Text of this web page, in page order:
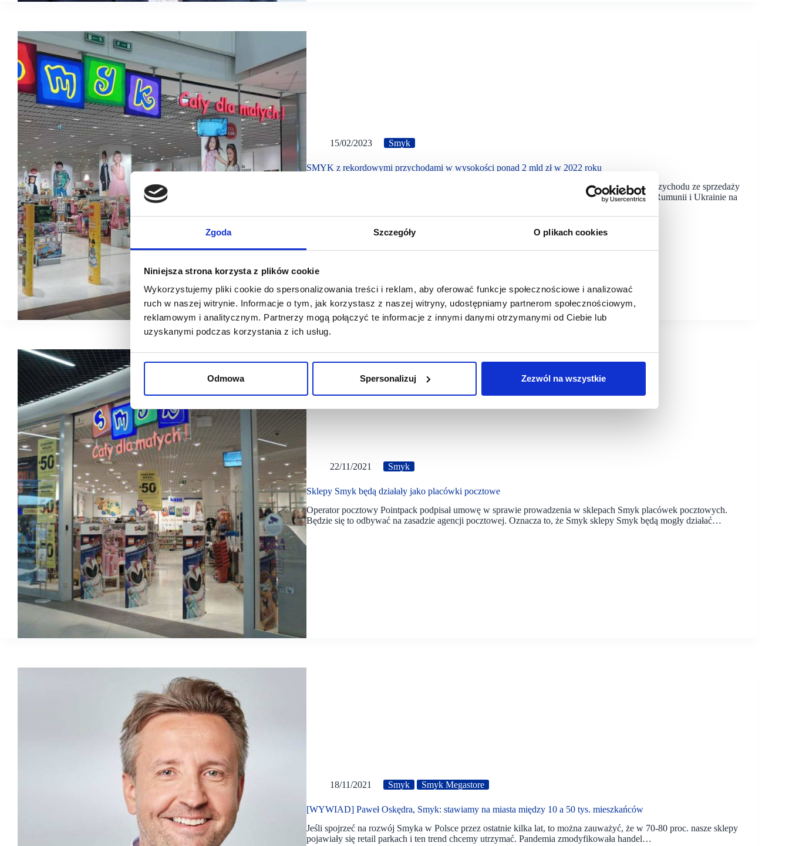
Zgoda Szczegóły O plikach cookies
Niniejsza strona korzysta z plików cookie
Wykorzystujemy pliki cookie do spersonalizowania treści i reklam, aby oferować funkcje społecznościowe i analizować
ruch w naszej witrynie. Informacje o tym, jak korzystasz z naszej witryny, udostępniamy partnerom społecznościowym,
reklamowym i analitycznym. Partnerzy mogą połączyć te informacje z innymi danymi otrzymanymi od Ciebie lub
uzyskanymi podczas korzystania z ich usług.
Odmowa Spersonalizuj Zezwól na wszystkie
15/02/2023 Smyk
SMYK z rekordowymi przychodami w wysokości ponad 2 mld zł w 2022 roku
W 2022 roku Grupa SMYK Holding S.A. („Smyk”, „Grupa”) wypracowała ponad 2 mld zł przychodu ze sprzedaży
prowadzonej w sieci ponad 270 własnych sklepów stacjonarnych zlokalizowanych w Polsce, Rumunii i Ukrainie na
22/11/2021 Smyk
Sklepy Smyk będą działały jako placówki pocztowe
Operator pocztowy Pointpack podpisał umowę w sprawie prowadzenia w sklepach Smyk placówek pocztowych.
Będzie się to odbywać na zasadzie agencji pocztowej. Oznacza to, że Smyk sklepy Smyk będą mogły działać…
18/11/2021 Smyk Smyk Megastore
[WYWIAD] Paweł Oskędra, Smyk: stawiamy na miasta między 10 a 50 tys. mieszkańców
Jeśli spojrzeć na rozwój Smyka w Polsce przez ostatnie kilka lat, to można zauważyć, że w 70-80 proc. nasze sklepy
pojawiały się retail parkach i ten trend chcemy utrzymać. Pandemia zmodyfikowała handel…